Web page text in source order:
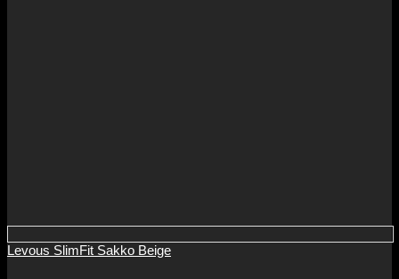
Levous SlimFit Sakko Beige